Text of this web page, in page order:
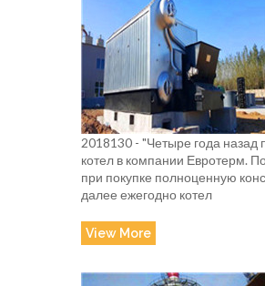
2018130 - "Четыре года назад
котел в компании Евротерм.
при покупке полноценную
далее ежегодно котел
View More